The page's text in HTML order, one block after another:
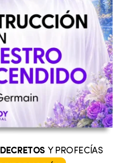
DECRETOS Y PROFECÍAS